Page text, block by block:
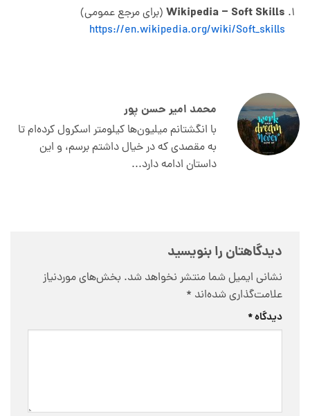
Wikipedia – Soft Skills(برای مرجع عمومی)
https://en.wikipedia.org/wiki/Soft_skills
محمد امیر حسن پور
با انگشتانم میلیون‌ها کیلومتر اسکرول کرده‌ام تا
به مقصدی که در خیال داشتم برسم، و این
داستان ادامه دارد...
دیدگاهتان را بنویسید
نشانی ایمیل شما منتشر نخواهد شد. بخش‌های موردنیاز
علامت‌گذاری شده‌اند *
دیدگاه*